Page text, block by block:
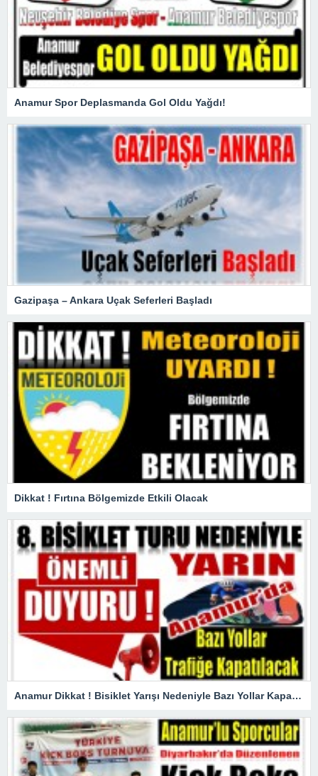
Anamur Spor Deplasmanda Gol Oldu Yağdı!
Gazipaşa – Ankara Uçak Seferleri Başladı
Dikkat ! Fırtına Bölgemizde Etkili Olacak
Anamur Dikkat ! Bisiklet Yarışı Nedeniyle Bazı Yollar Kapanacak